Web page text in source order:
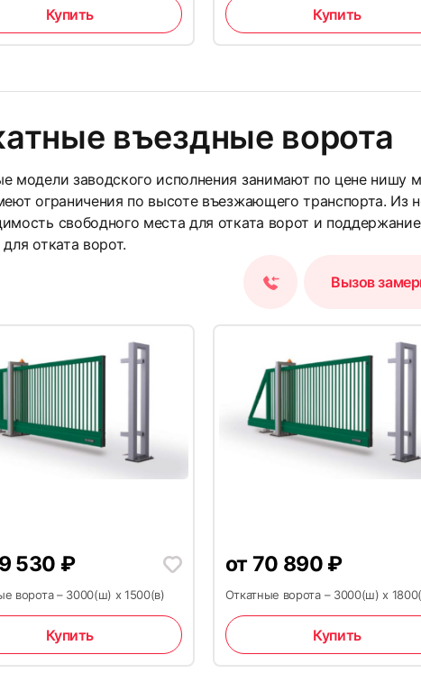
32
Купить Купить
въездные ворота
модели заводского исполнения занимают по цене
ограничения по высоте въезжающего транспорта. Из
свободного места для отката ворот и
отката ворот.
Вызов
530 ₽
ворота – 3000(ш) х 1500(в)
Купить
от 70 890 ₽
Откатные ворота – 3000(ш) х
Купить